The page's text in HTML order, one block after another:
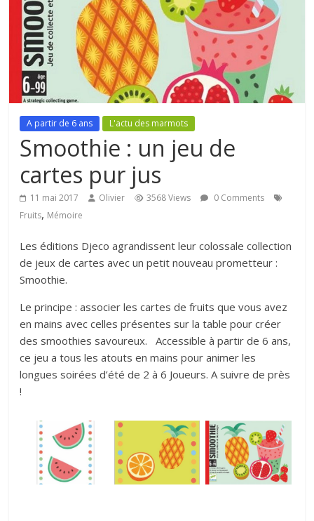
A partir de 6 ans L'actu des marmots
Smoothie : un jeu de
cartes pur jus
11 mai 2017 Olivier 3568 Views
0 Comments
Fruits, Mémoire
Les éditions Djeco agrandissent leur colossale collection
de jeux de cartes avec un petit nouveau prometteur :
Smoothie.
Le principe : associer les cartes de fruits que vous avez
en mains avec celles présentes sur la table pour créer
des smoothies savoureux. Accessible à partir de 6 ans,
ce jeu a tous les atouts en mains pour animer les
longues soirées d’été de 2 à 6 Joueurs. A suivre de près
!